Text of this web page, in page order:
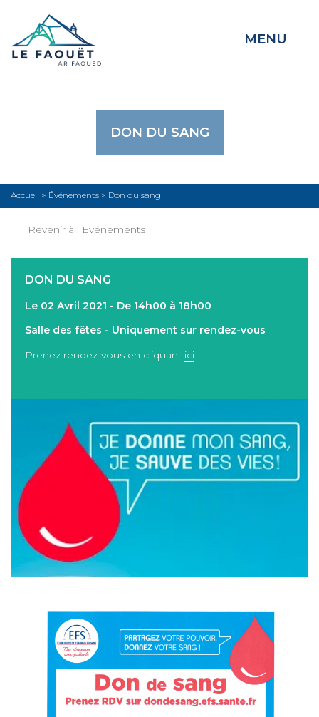
MENU
DON DU SANG
Accueil > Événements > Don du sang
Revenir à : Evénements
DON DU SANG
Le 02 Avril 2021 - De 14h00 à 18h00
Salle des fêtes - Uniquement sur rendez-vous
Prenez rendez-vous en cliquant ici